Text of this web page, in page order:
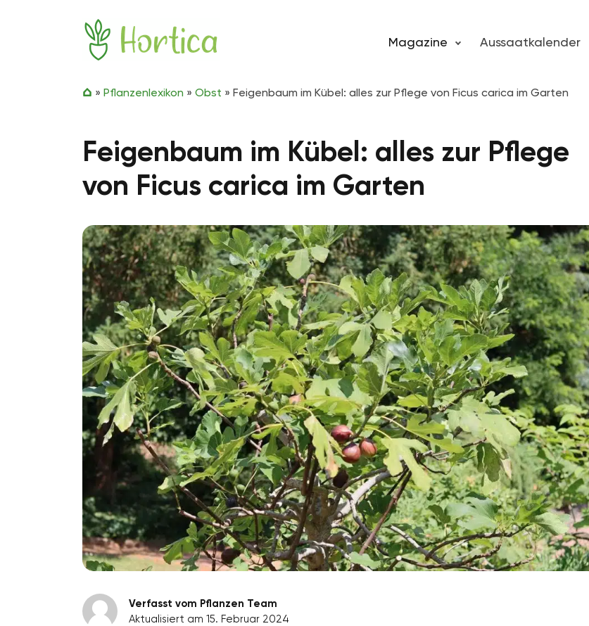
Magazine Aussaatkalender
» Pflanzenlexikon » Obst » Feigenbaum im Kübel: alles zur Pflege von Ficus carica im Garten
Feigenbaum im Kübel: alles zur Pflege
von Ficus carica im Garten
Verfasst vom Pflanzen Team
Aktualisiert am 15. Februar 2024